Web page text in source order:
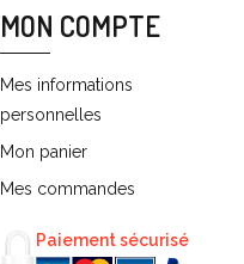
MON COMPTE
Mes informations
personnelles
Mon panier
Mes commandes
Paiement sécurisé